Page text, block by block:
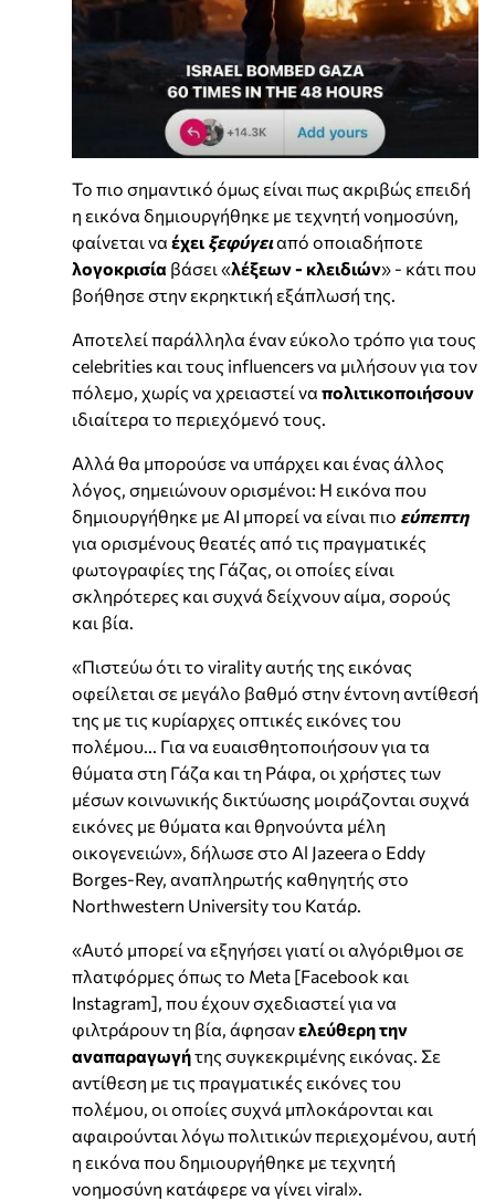
Το πιο σημαντικό όμως είναι πως ακριβώς επειδή
η εικόνα δημιουργήθηκε με τεχνητή νοημοσύνη,
φαίνεται να έχει ξεφύγειαπό οποιαδήποτε
λογοκρισία βάσει «λέξεων - κλειδιών» - κάτι που
βοήθησε στην εκρηκτική εξάπλωσή της.
Αποτελεί παράλληλα έναν εύκολο τρόπο για τους
celebrities και τους influencers να μιλήσουν για τον
πόλεμο, χωρίς να χρειαστεί να πολιτικοποιήσουν
ιδιαίτερα το περιεχόμενό τους.
Αλλά θα μπορούσε να υπάρχει και ένας άλλος
λόγος, σημειώνουν ορισμένοι: Η εικόνα που
δημιουργήθηκε με AI μπορεί να είναι πιο εύπεπτη
για ορισμένους θεατές από τις πραγματικές
φωτογραφίες της Γάζας, οι οποίες είναι
σκληρότερες και συχνά δείχνουν αίμα, σορούς
και βία.
«Πιστεύω ότι το virality αυτής της εικόνας
οφείλεται σε μεγάλο βαθμό στην έντονη αντίθεσή
της με τις κυρίαρχες οπτικές εικόνες του
πολέμου... Για να ευαισθητοποιήσουν για τα
θύματα στη Γάζα και τη Ράφα, οι χρήστες των
μέσων κοινωνικής δικτύωσης μοιράζονται συχνά
εικόνες με θύματα και θρηνούντα μέλη
οικογενειών», δήλωσε στο Al Jazeera ο Eddy
Borges-Rey, αναπληρωτής καθηγητής στο
Northwestern University του Κατάρ.
«Αυτό μπορεί να εξηγήσει γιατί οι αλγόριθμοι σε
πλατφόρμες όπως το Meta [Facebook και
Instagram], που έχουν σχεδιαστεί για να
φιλτράρουν τη βία, άφησανελεύθερη την
αναπαραγωγήτης συγκεκριμένης εικόνας. Σε
αντίθεση με τις πραγματικές εικόνες του
πολέμου, οι οποίες συχνά μπλοκάρονται και
αφαιρούνται λόγω πολιτικών περιεχομένου, αυτή
η εικόνα που δημιουργήθηκε με τεχνητή
νοημοσύνη κατάφερε να γίνει viral».